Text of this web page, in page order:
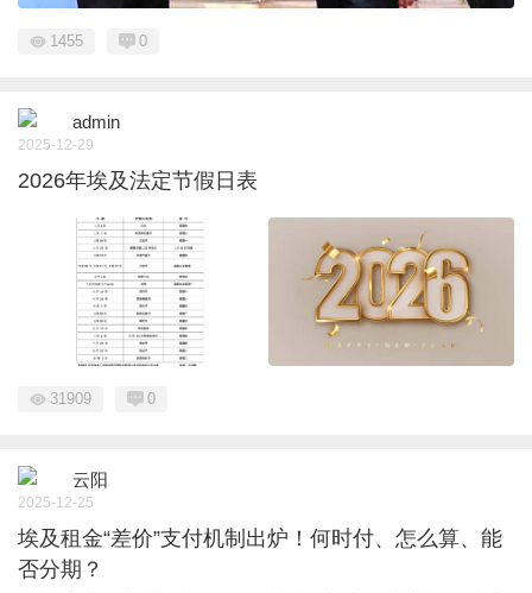
1455 0
admin
2025-12-29
2026年埃及法定节假日表
31909 0
云阳
2025-12-25
埃及租金“差价”支付机制出炉！何时付、怎么算、能
否分期？